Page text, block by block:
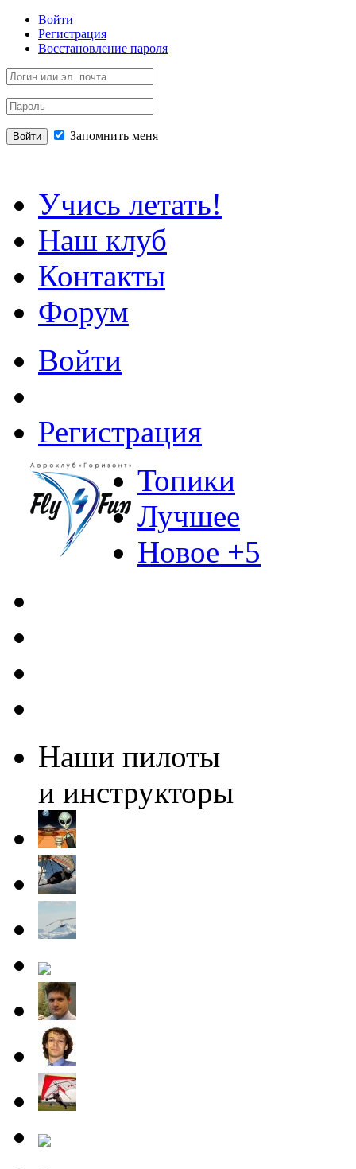
Войти
Регистрация
Восстановление пароля
Войти Запомнить меня
Учись летать!
Наш клуб
Контакты
Форум
Войти
Регистрация
Топики
Лучшее
Новое +5
Наши пилоты
и инструкторы